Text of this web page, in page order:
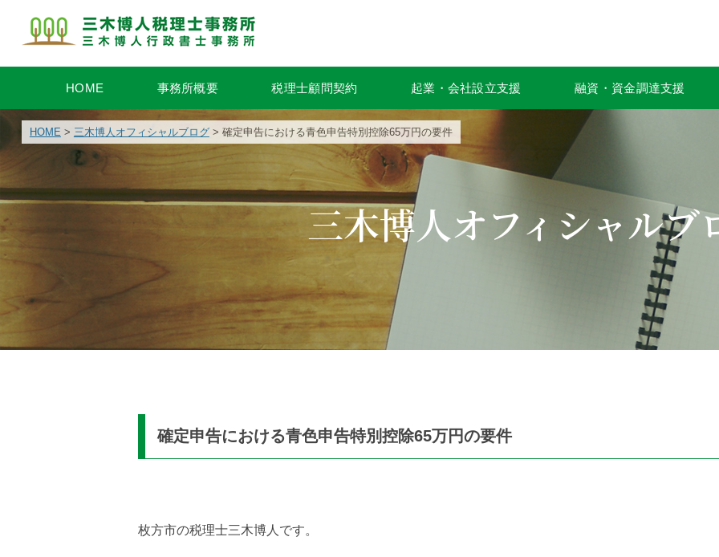
HOME 事務所概要 税理士顧問契約 起業・会社設立支援 融資・資金調達支援
HOME > 三木博人オフィシャルブログ> 確定申告における青色申告特別控除65万円の要件
三木博人オフィシャルブ
確定申告における青色申告特別控除65万円の要件
枚方市の税理士三木博人です。